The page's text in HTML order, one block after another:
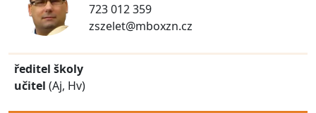
723 012 359
zszelet@mboxzn.cz
ředitel školy
učitel (Aj, Hv)